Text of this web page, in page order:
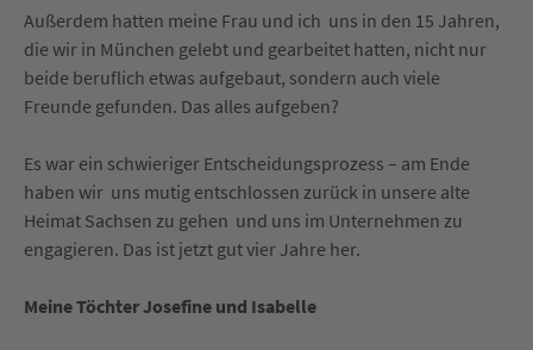
Außerdem hatten meine Frau und ich uns in den 15 Jahren,
die wir in München gelebt und gearbeitet hatten, nicht nur
beide beruflich etwas aufgebaut, sondern auch viele
Freunde gefunden. Das alles aufgeben?
Es war ein schwieriger Entscheidungsprozess – am Ende
haben wir uns mutig entschlossen zurück in unsere alte
Heimat Sachsen zu gehen und uns im Unternehmen zu
engagieren. Das ist jetzt gut vier Jahre her.
Meine Töchter Josefine und Isabelle